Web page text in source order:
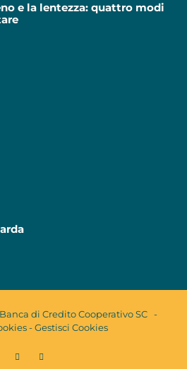
e la lentezza: quattro modi
di Credito Cooperativo SC -
-Gestisci Cookies